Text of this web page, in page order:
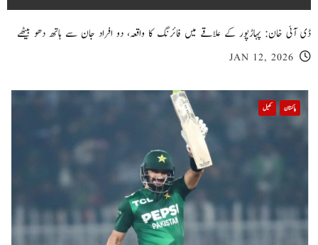
ڈی آئی خان: پہاڑپور کے علاقے میں فائرنگ کا واقعہ، دو افراد جان سے ہاتھ دھو بیٹھے
JAN 12, 2026
پاکستان کھیل